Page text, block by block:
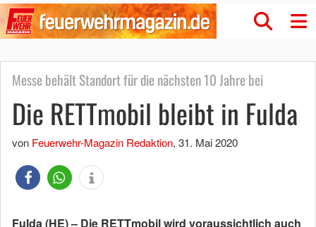
Messe behält Standort für die nächsten 10 Jahre bei
Die RETTmobil bleibt in Fulda
von Feuerwehr-Magazin Redaktion, 31. Mai 2020
Fulda (HE) – Die RETTmobil wird voraussichtlich auch